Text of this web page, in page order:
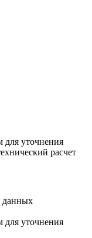
для уточнения
расчет
данных
для уточнения